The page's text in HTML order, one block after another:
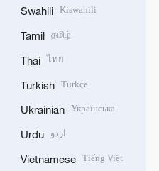
Swahili Kiswahili
Tamil தமிழ்
Thai ไทย
Turkish Türkçe
Ukrainian Українська
Urdu اردو
Vietnamese Tiếng Việt